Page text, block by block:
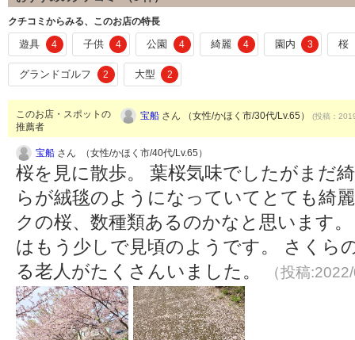
クチコミからみる、このお店の特長
遊具 4 子供 4 公園 4 綺麗 4 園内 3 桜
グランドゴルフ 2 大型 2
このお店・スポットの
推薦者
宝船 さん （女性/かほく市/30代/Lv.65） (投稿：
宝船 さん （女性/かほく市/40代/Lv.65）
桜を見に散歩。 葉桜気味でしたがまだ
らが絨毯のようになっていてとても綺
クの桜、数種類あるのかなと思います
はもう少しで見頃のようです。 さくら
る老人がたくさんいました。
（投稿